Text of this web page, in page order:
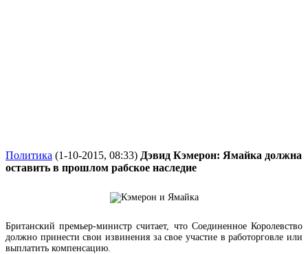
Политика (1-10-2015, 08:33) Дэвид Кэмерон: Ямайка должна
оставить в прошлом рабское наследие
Британский премьер-министр считает, что Соединенное Королевство
должно принести свои извинения за свое участие в работорговле или
выплатить компенсацию.